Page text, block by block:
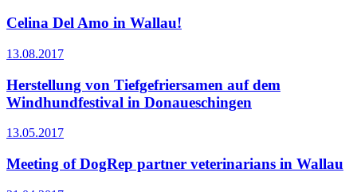
Celina Del Amo in Wallau!
13.08.2017
Herstellung von Tiefgefriersamen auf dem
Windhundfestival in Donaueschingen
13.05.2017
Meeting of DogRep partner veterinarians in Wallau